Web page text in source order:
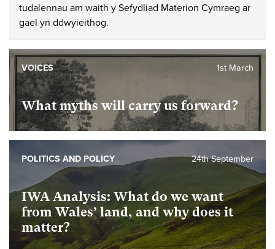
tudalennau am waith y Sefydliad Materion Cymraeg ar
gael yn ddwyieithog.
What myths will carry us forward?
1st March
VOICES
IWA Analysis: What do we want
from Wales’ land, and why does it
matter?
24th September
POLITICS AND POLICY